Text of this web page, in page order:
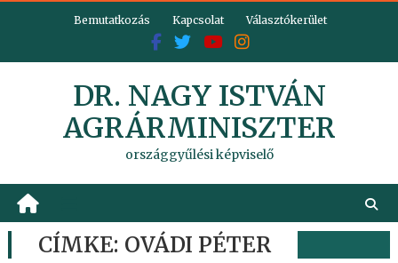
Bemutatkozás Kapcsolat Választókerület
DR. NAGY ISTVÁN
AGRÁRMINISZTER
országgyűlési képviselő
CÍMKE: OVÁDI PÉTER